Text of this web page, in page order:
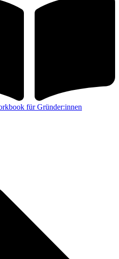
für Gründer:innen